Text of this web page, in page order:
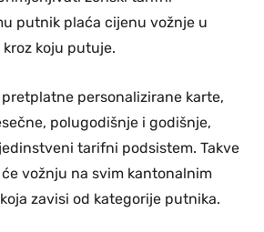
putnik plaća cijenu vožnje u
koju putuje.
personalizirane karte,
polugodišnje i godišnje,
tarifni podsistem. Takve
vožnju na svim kantonalnim
zavisi od kategorije putnika.